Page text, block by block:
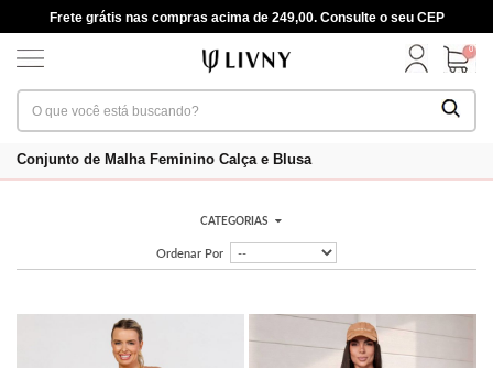
Frete grátis nas compras acima de 249,00. Consulte o seu CEP
0
Conjunto de Malha Feminino Calça e Blusa
CATEGORIAS
Ordenar Por